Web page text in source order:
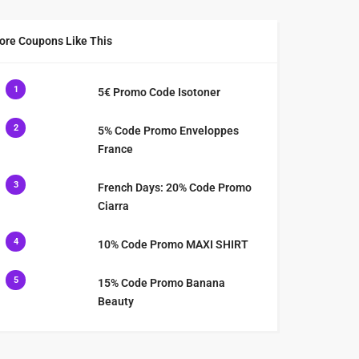
Coupons Like This
1 5€ Promo Code Isotoner
2
5% Code Promo Enveloppes
France
3
French Days: 20% Code Promo
Ciarra
4 10% Code Promo MAXI SHIRT
5
15% Code Promo Banana
Beauty